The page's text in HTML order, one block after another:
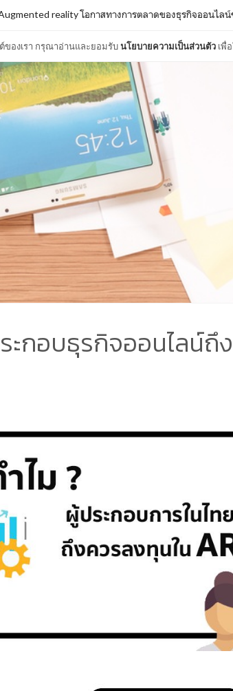
ของเรา กรุณาอ่านและยอมรับนโยบายความเป็นส่วนตัว เพื่
reality โอกาสทางการตลาดของธุรกิจออนไล
ะกอบธุรกิจออนไลน์ถึ